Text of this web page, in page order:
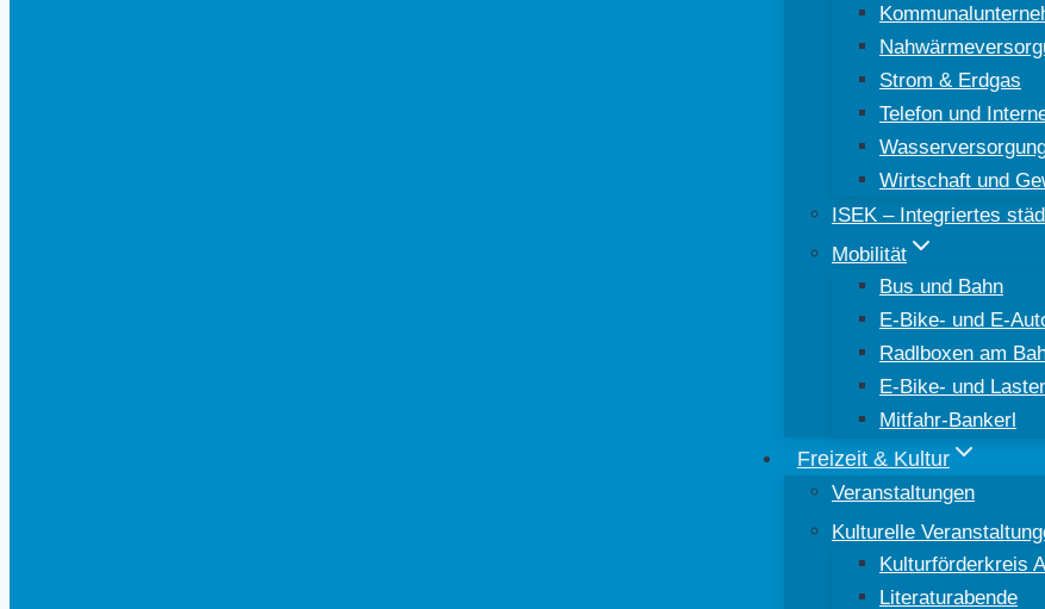
Strom & Erdgas
Telefon und
Wirtschaft und
ISEK – Integriertes
Mobilität
Bus und Bahn
E-Bike- und E-
Radlboxen am
E-Bike- und
Mitfahr-Bankerl
Freizeit & Kultur
Veranstaltungen
Kulturelle
Kulturförderkreis
Literaturabende